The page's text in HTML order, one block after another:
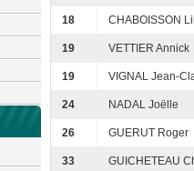
18 CHABOISSON
19 VETTIER Annick
19 VIGNAL Jean-
24 NADAL Joëlle
26 GUERUT Roger
33 GUICHETEAU